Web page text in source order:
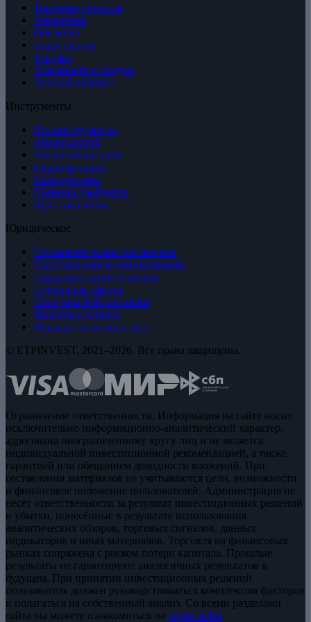
Торговые сигналы
Аналитика
Обучение
Наши сделки
Тарифы
Лояльность и скидки
Личный кабинет
Инструменты
Все инструменты
Анализ акций
Анализ облигаций
Скринер акций
Калькуляторы
Позиции трейдеров
Криптовалюты
Юридическое
Пользовательское соглашение
Политика конфиденциальности
Предупреждение о рисках
Публичная оферта
Политика файлов cookie
Биржевые данные
Редакционная политика
© ETPINVEST, 2021–2026. Все права защищены.
Ограничение ответственности. Информация на сайте носит
исключительно информационно-аналитический характер,
адресована неограниченному кругу лиц и не является
индивидуальной инвестиционной рекомендацией, а также
гарантией или обещанием доходности вложений. При
составлении материалов не учитываются цели, возможности
и финансовое положение пользователей. Администрация не
несёт ответственности за результат инвестиционных решений
и убытки, понесённые в результате использования
аналитических обзоров, торговых сигналов, данных
индикаторов и иных материалов. Торговля на финансовых
рынках сопряжена с риском потери капитала. Прошлые
результаты не гарантируют аналогичных результатов в
будущем. При принятии инвестиционных решений
пользователь должен руководствоваться комплексом факторов
и полагаться на собственный анализ. Со всеми разделами
сайта вы можете ознакомиться на карте сайта.